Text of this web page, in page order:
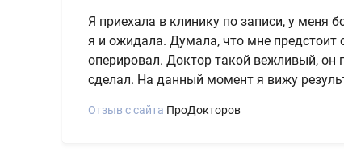
Я приехала в клинику по записи, у меня
я и ожидала. Думала, что мне предстоит
оперировал. Доктор такой вежливый, он
сделал. На данный момент я вижу
Отзыв с сайта ПроДокторов